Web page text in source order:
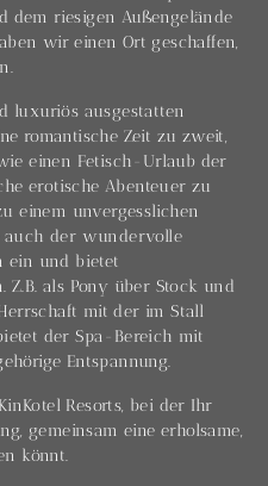
dem riesigen Außengelände
wir einen Ort geschaffen,
luxuriös ausgestatten
romantische Zeit zu zweit,
einen Fetisch-Urlaub der
erotische Abenteuer zu
einem unvergesslichen
auch der wundervolle
ein und bietet
Z.B. als Pony über Stock und
mit der im Stall
der Spa-Bereich mit
Entspannung.
Resorts, bei der Ihr
gemeinsam eine erholsame,
könnt.